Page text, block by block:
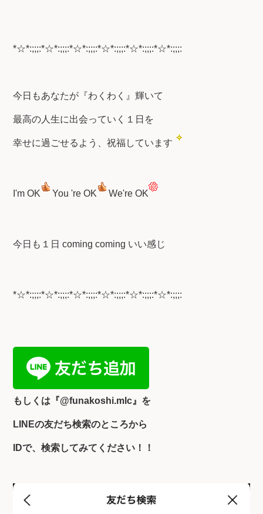
*☆*:;;;:*☆*:;;;:*☆*:;;;:*☆*:;;;:*☆*:;;;:*☆*:;;;:
今日もあなたが『わくわく』輝いて
最高の人生に出会っていく１日を
幸せに過ごせるよう、祝福しています
I'm OK You 're OK We're OK
今日も１日 coming coming いい感じ
*☆*:;;;:*☆*:;;;:*☆*:;;;:*☆*:;;;:*☆*:;;;:*☆*:;;;:
もしくは『@funakoshi.mlc』を
LINEの友だち検索のところから
IDで、検索してみてください！！